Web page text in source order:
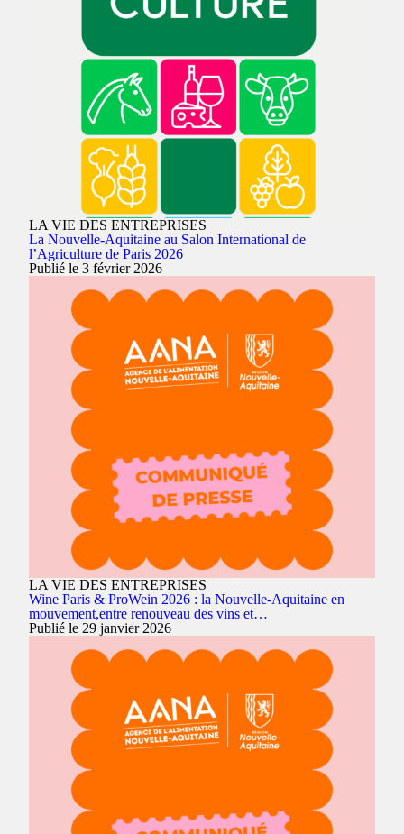
LA VIE DES ENTREPRISES
La Nouvelle-Aquitaine au Salon International de
l’Agriculture de Paris 2026
Publié le 3 février 2026
LA VIE DES ENTREPRISES
Wine Paris & ProWein 2026 : la Nouvelle-Aquitaine en
mouvement,entre renouveau des vins et…
Publié le 29 janvier 2026